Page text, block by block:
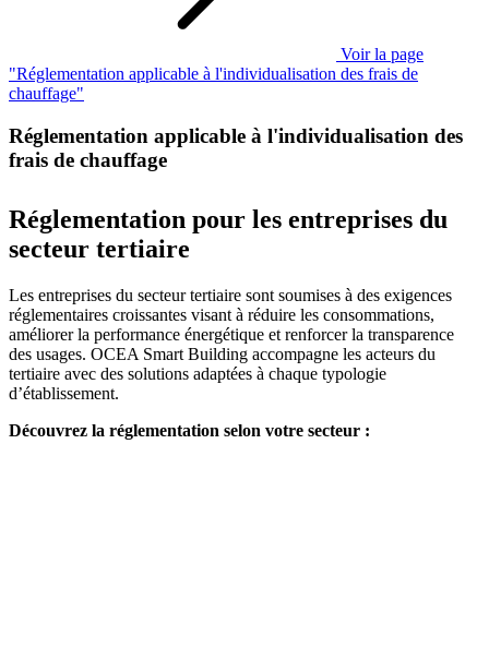
Voir la page
"Réglementation applicable à l'individualisation des frais de
chauffage"
Réglementation applicable à l'individualisation des
frais de chauffage
Réglementation pour les entreprises du
secteur tertiaire
Les entreprises du secteur tertiaire sont soumises à des exigences
réglementaires croissantes visant à réduire les consommations,
améliorer la performance énergétique et renforcer la transparence
des usages. OCEA Smart Building accompagne les acteurs du
tertiaire avec des solutions adaptées à chaque typologie
d’établissement.
Découvrez la réglementation selon votre secteur :